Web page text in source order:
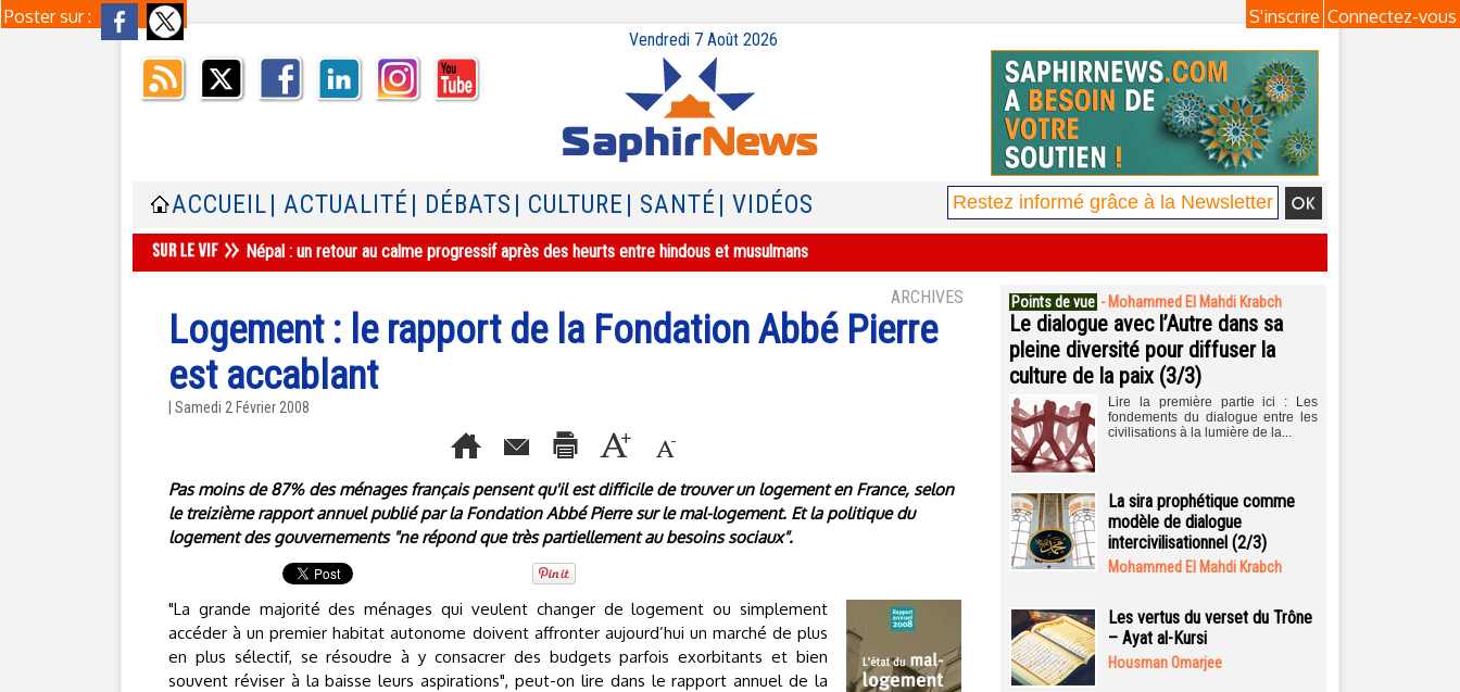
Poster sur : Connectez-vous
S'inscrire
Vendredi 7 Août 2026
ACCUEIL | ACTUALITÉ | DÉBATS | CULTURE | SANTÉ | VIDÉOS
Népal : un retour au calme progressif après des heurts entre hindous et musulmans
ARCHIVES
Logement : le rapport de la Fondation Abbé Pierre
est accablant
| Samedi 2 Février 2008
Pas moins de 87% des ménages français pensent qu'il est difficile de trouver un logement en France, selon
le treizième rapport annuel publié par la Fondation Abbé Pierre sur le mal-logement. Et la politique du
logement des gouvernements "ne répond que très partiellement au besoins sociaux".
"La grande majorité des ménages qui veulent changer de logement ou simplement
accéder à un premier habitat autonome doivent affronter aujourd’hui un marché de plus
en plus sélectif, se résoudre à y consacrer des budgets parfois exorbitants et bien
souvent réviser à la baisse leurs aspirations", peut-on lire dans le rapport annuel de la
Points de vue - Mohammed El Mahdi Krabch
Le dialogue avec l’Autre dans sa
pleine diversité pour diffuser la
culture de la paix (3/3)
Lire la première partie ici : Les
fondements du dialogue entre les
civilisations à la lumière de la...
La sira prophétique comme
modèle de dialogue
intercivilisationnel (2/3)
Mohammed El Mahdi Krabch
Les vertus du verset du Trône
– Ayat al-Kursi
Housman Omarjee